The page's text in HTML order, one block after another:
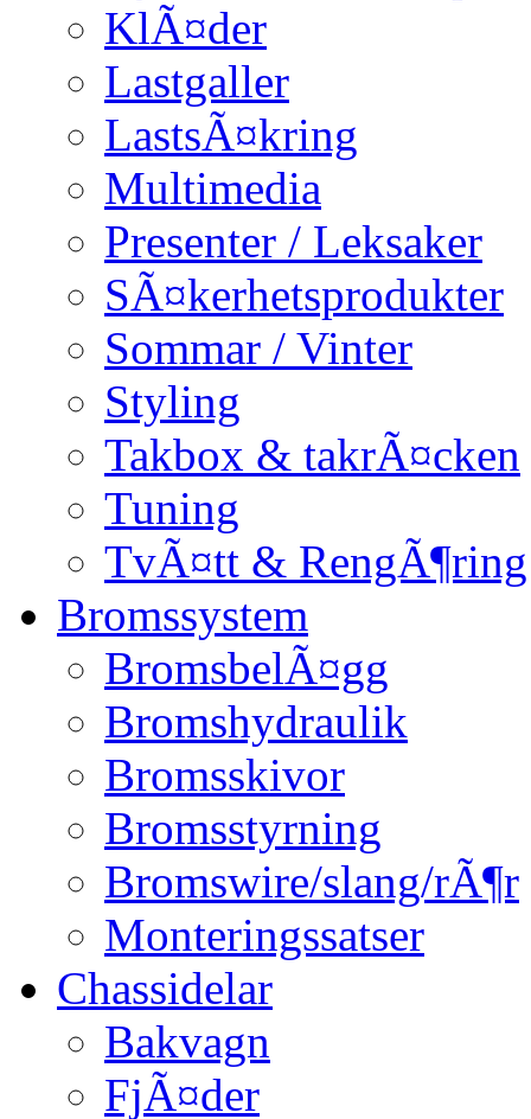
KlÃ¤der
Lastgaller
LastsÃ¤kring
Multimedia
Presenter / Leksaker
SÃ¤kerhetsprodukter
Sommar / Vinter
Styling
Takbox & takrÃ¤cken
Tuning
TvÃ¤tt & RengÃ¶ring
Bromssystem
BromsbelÃ¤gg
Bromshydraulik
Bromsskivor
Bromsstyrning
Bromswire/slang/rÃ¶r
Monteringssatser
Chassidelar
Bakvagn
FjÃ¤der